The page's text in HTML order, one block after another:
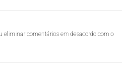
eliminar comentários em desacordo com o